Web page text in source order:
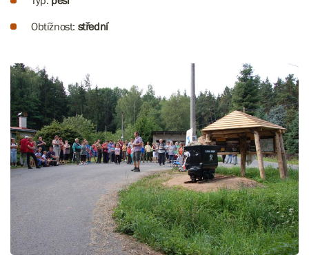
Obtížnost: střední